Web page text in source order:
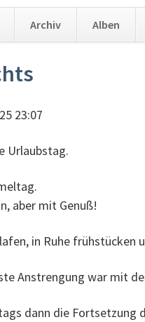
Archiv Alben
23:07
Urlaubstag.
aber mit Genuß!
in Ruhe frühstücken
Anstrengung war mit
dann die Fortsetzung